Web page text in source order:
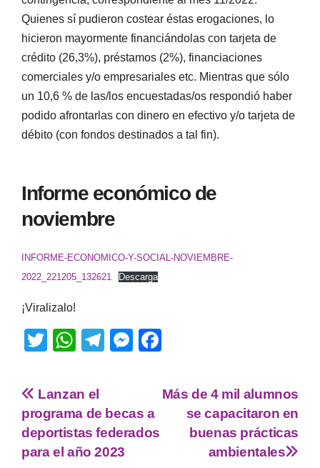
Quienes sí pudieron costear éstas erogaciones, lo
hicieron mayormente financiándolas con tarjeta de
crédito (26,3%), préstamos (2%), financiaciones
comerciales y/o empresariales etc. Mientras que sólo
un 10,6 % de las/los encuestadas/os respondió haber
podido afrontarlas con dinero en efectivo y/o tarjeta de
débito (con fondos destinados a tal fin).
Informe económico de
noviembre
INFORME-ECONOMICO-Y-SOCIAL-NOVIEMBRE-
2022_221205_132621
Descarga
¡Viralizalo!
T
tt
er
W
at
s
A
p
T
gr
a
m
M
e
n
c
Más de 4 mil alumnos
se capacitaron en
buenas prácticas
ambientales
Lanzan el
programa de becas a
deportistas federados
para el año 2023